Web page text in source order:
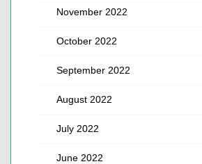
November 2022
October 2022
September 2022
August 2022
July 2022
June 2022